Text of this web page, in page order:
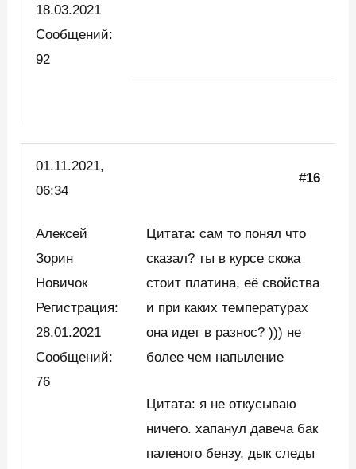
18.03.2021
Сообщений:
92
01.11.2021,
06:34
#16
Алексей
Зорин
Новичок
Регистрация:
28.01.2021
Сообщений:
76
Цитата: сам то понял что
сказал? ты в курсе скока
стоит платина, её свойства
и при каких температурах
она идет в разнос? ))) не
более чем напыление
Цитата: я не откусываю
ничего. хапанул давеча бак
паленого бензу, дык следы